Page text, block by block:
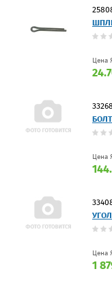
Цена
Цена
Цена
1